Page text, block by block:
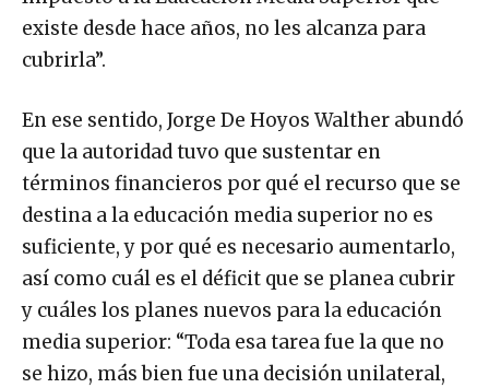
existe desde hace años, no les alcanza para
cubrirla”.
En ese sentido, Jorge De Hoyos Walther abundó
que la autoridad tuvo que sustentar en
términos financieros por qué el recurso que se
destina a la educación media superior no es
suficiente, y por qué es necesario aumentarlo,
así como cuál es el déficit que se planea cubrir
y cuáles los planes nuevos para la educación
media superior: “Toda esa tarea fue la que no
se hizo, más bien fue una decisión unilateral,